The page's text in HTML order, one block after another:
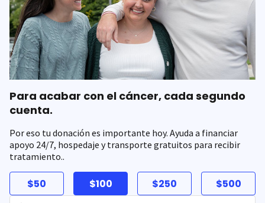
Para acabar con el cáncer, cada segundo
cuenta.
Por eso tu donación es importante hoy. Ayuda a financiar
apoyo 24/7, hospedaje y transporte gratuitos para recibir
tratamiento..
$50 $100 $250 $500